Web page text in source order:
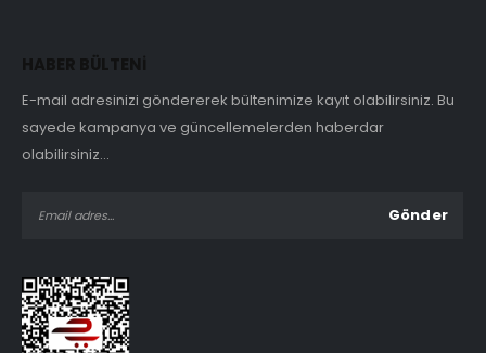
HABER BÜLTENİ
E-mail adresinizi göndererek bültenimize kayıt olabilirsiniz. Bu
sayede kampanya ve güncellemelerden haberdar
olabilirsiniz...